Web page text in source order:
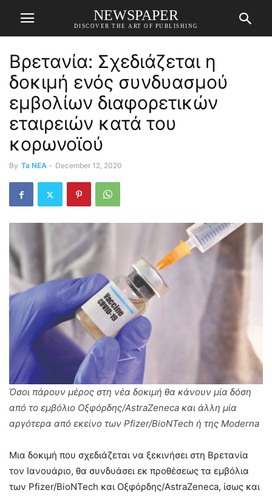
NEWSPAPER
DISCOVER THE ART OF PUBLISHING
Βρετανία: Σχεδιάζεται η
δοκιμή ενός συνδυασμού
εμβολίων διαφορετικών
εταιρειών κατά του
κορωνοϊού
By Ta NEA - December 12, 2020
Όσοι πάρουν μέρος στη νέα δοκιμή θα κάνουν μία δόση
από το εμβόλιο Οξφόρδης/AstraZeneca και άλλη μία
αργότερα από εκείνο των Pfizer/BioNTech ή της Moderna
Μια δοκιμή που σχεδιάζεται να ξεκινήσει στη Βρετανία
τον Ιανουάριο, θα συνδυάσει εκ προθέσεως τα εμβόλια
των Pfizer/BioNTech και Οξφόρδης/AstraZeneca, ίσως και